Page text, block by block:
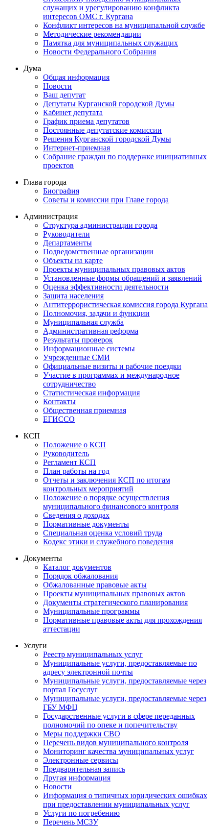
служащих и урегулированию конфликта
интересов ОМС г. Кургана
Конфликт интересов на муниципальной службе
Методические рекомендации
Памятка для муниципальных служащих
Новости Федерального Cобрания
Дума
Общая информация
Новости
Ваш депутат
Депутаты Курганской городской Думы
Кабинет депутата
График приема депутатов
Постоянные депутатские комиссии
Решения Курганской городской Думы
Интернет-приемная
Собрание граждан по поддержке инициативных
проектов
Глава города
Биография
Советы и комиссии при Главе города
Администрация
Структура администрации города
Руководители
Департаменты
Подведомственные организации
Объекты на карте
Проекты муниципальных правовых актов
Установленные формы обращений и заявлений
Оценка эффективности деятельности
Защита населения
Антитеррористическая комиссия города Кургана
Полномочия, задачи и функции
Муниципальная служба
Административная реформа
Результаты проверок
Информационные системы
Учрежденные СМИ
Официальные визиты и рабочие поездки
Участие в программах и международное
сотрудничество
Статистическая информация
Контакты
Общественная приемная
ЕГИССО
КСП
Положение о КСП
Руководитель
Регламент КСП
План работы на год
Отчеты и заключения КСП по итогам
контрольных мероприятий
Положение о порядке осуществления
муниципального финансового контроля
Сведения о доходах
Нормативные документы
Специальная оценка условий труда
Кодекс этики и служебного поведения
Документы
Каталог документов
Порядок обжалования
Обжалованные правовые акты
Проекты муниципальных правовых актов
Документы стратегического планирования
Муниципальные программы
Нормативные правовые акты для прохождения
аттестации
Услуги
Реестр муниципальных услуг
Муниципальные услуги, предоставляемые по
адресу электронной почты
Муниципальные услуги, предоставляемые через
портал Госуслуг
Муниципальные услуги, предоставляемые через
ГБУ МФЦ
Государственные услуги в сфере переданных
полномочий по опеке и попечительству
Меры поддержки СВО
Перечень видов муниципального контроля
Мониторинг качества муниципальных услуг
Электронные сервисы
Предварительная запись
Другая информация
Новости
Информация о типичных юридических ошибках
при предоставлении муниципальных услуг
Услуги по погребению
Перечень МСЗУ